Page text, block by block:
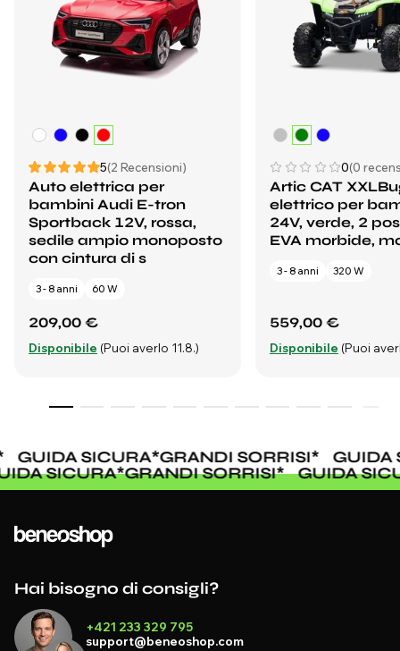
5(2 Recensioni)
Auto elettrica per
bambini Audi E-tron
Sportback 12V, rossa,
sedile ampio monoposto
con cintura di s
3 - 8 anni 60 W
209,00 €
Disponibile (Puoi averlo 11.8.)
0(0
Artic CAT
elettrico per
24V, verde, 2
EVA morbide,
3 - 8 anni 320 W
559,00 €
Disponibile (Puoi
GUIDA SICURA*GRANDI SORRISI*
GUIDA
SICURA*GRANDI SORRISI* GUIDA
Hai bisogno di consigli?
+421 233 329 795
support@beneoshop.com